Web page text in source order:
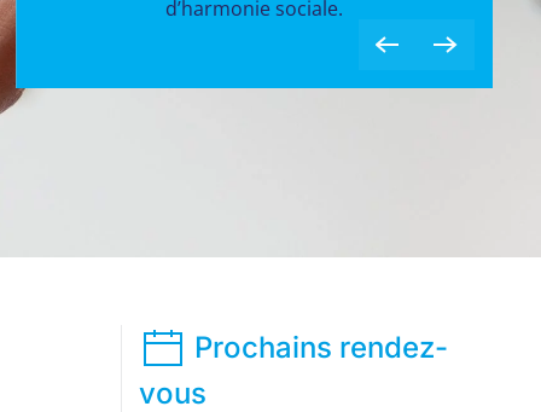
Prochains rendez-
vous